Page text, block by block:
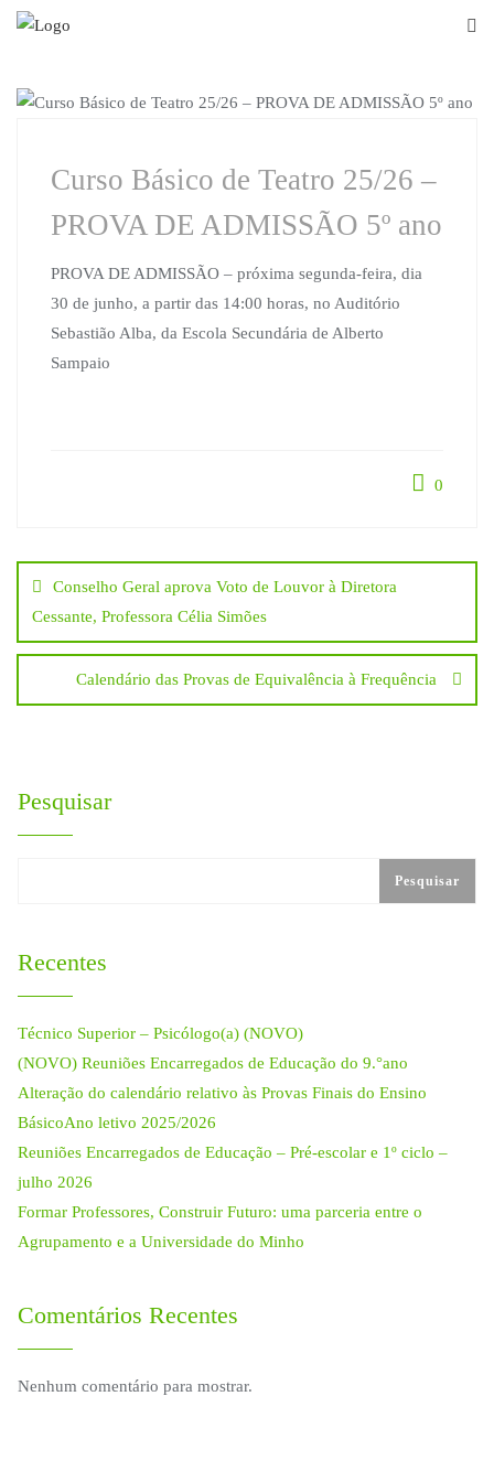
Skip
Curso Básico de Teatro 25/26 –
PROVA DE ADMISSÃO 5º ano
PROVA DE ADMISSÃO – próxima segunda-feira, dia
30 de junho, a partir das 14:00 horas, no Auditório
Sebastião Alba, da Escola Secundária de Alberto
Sampaio
0
Navegação
de
artigos
Conselho Geral aprova Voto de Louvor à Diretora
Cessante, Professora Célia Simões
Calendário das Provas de Equivalência à Frequência
Pesquisar
Pesquisar
Recentes
Técnico Superior – Psicólogo(a) (NOVO)
(NOVO) Reuniões Encarregados de Educação do 9.°ano
Alteração do calendário relativo às Provas Finais do Ensino
BásicoAno letivo 2025/2026
Reuniões Encarregados de Educação – Pré-escolar e 1º ciclo –
julho 2026
Formar Professores, Construir Futuro: uma parceria entre o
Agrupamento e a Universidade do Minho
Comentários Recentes
Nenhum comentário para mostrar.